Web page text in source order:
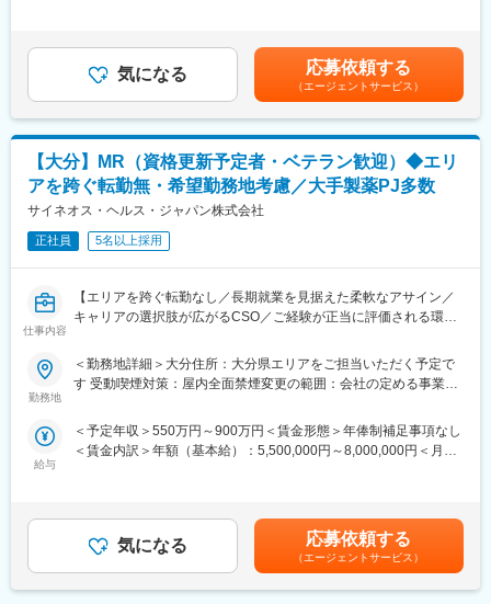
・医療従事者向けの説明会の企画・実施、医師同士のコミュニケ
ーション推進のための研究会・勉強会の立ち上げ、講演会の企
画・運営 等
※勤務地については、選考内で希望を伺ったうえで決定します。
＼IQVIAでMRとして働く魅力／
（１）充実の待遇：同業他社の中でも平均給与の高さや非課税の
日当の支給の他、退職金や団体保険制度、単身赴任手当や月1回の
帰省交通費の支給など福利厚生が充実しており、長期就業される
社員が多いのも特徴です。
公募制度も充実しておりますので、IQVIAが展開している他の事業
部への異動も可能です。
事担当者などの管理部門など
（３）手厚い研修体制でスキルアップができます：製品研修、ス
してのスキルのみならず、データ分析、マーケティングなど多角
的にヘルスケアのプロフェッショナル人材を育成する研修制度を
【IQVIAサービシーズジャパンについて】
・世界100以上の国と地域／8万人の社員が、医薬品の臨床開発～
プロモーションに携わり、市場を流通するほぼすべての医薬品に
関与しています
・日本においても業界トップシェアを誇り、常時100以上のPJが
ジェクト稼働手当(35,000円)、外勤日当（1日1,500円／外勤3.5時
間以上）■変動賞与制（6月・12月・3月）※平均実績6ヶ月分■イン
センティブ：3月（対象者）賃金はあくまでも目安の金額であり、
選考を通じて上下する可能性があります。月給(月額)は固定手当を
含めた表記です。
気になる 応募依頼する
（エージェントサービス）
【大分】MR（資格更新予定者・ベテラン歓迎）◆エリ
アを跨ぐ転勤無・希望勤務地考慮／大手製薬PJ多数
サイネオス・ヘルス・ジャパン株式会社
正社員 5名以上採用
仕事内容
【エリアを跨ぐ転勤なし／長期就業を見据えた柔軟なアサイン／
キャリアの選択肢が広がるCSO／ご経験が正当に評価される環
【はじめに】
～50代まで幅広く活躍しており、長期就業も叶う環境です。
医師、薬剤師に課題解決するための医薬品情報を提供、副作用情
報を収集を行っていただきます。
《具体的には...》
勤務地
＜勤務地詳細＞大分住所：大分県エリアをご担当いただく予定で
す 受動喫煙対策：屋内全面禁煙変更の範囲：会社の定める事業所
給与
＜予定年収＞550万円～900万円＜賃金形態＞年俸制補足事項なし
＜賃金内訳＞年額（基本給）：5,500,000円～8,000,000円＜月額
度支給）※ただし支給条件有。賃金はあくまでも目安の金額であ
り、選考を通じて上下する可能性があります。月給(月額)は固定手
当を含めた表記です。
気になる 応募依頼する
（エージェントサービス）